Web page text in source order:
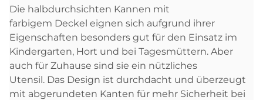
Die halbdurchsichten Kannen mit
farbigem Deckel eignen sich aufgrund ihrer
Eigenschaften besonders gut für den Einsatz im
Kindergarten, Hort und bei Tagesmüttern. Aber
auch für Zuhause sind sie ein nützliches
Utensil. Das Design ist durchdacht und überzeugt
mit abgerundeten Kanten für mehr Sicherheit bei